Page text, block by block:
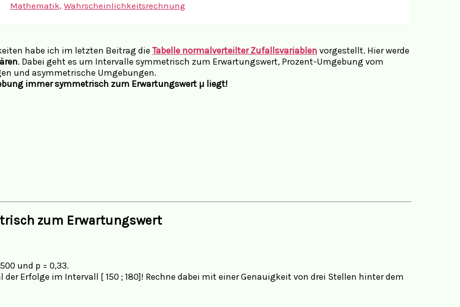
Mathematik, Wahrscheinlichkeitsrechnung
habe ich im letzten Beitrag die Tabelle normalverteilter Zufallsvariablen vorgestellt. Hier werde
. Dabei geht es um Intervalle symmetrisch zum Erwartungswert, Prozent-Umgebung vom
und asymmetrische Umgebungen.
immer symmetrisch zum Erwartungswert µ liegt!
zum Erwartungswert
und p = 0,33.
Erfolge im Intervall [ 150 ; 180]! Rechne dabei mit einer Genauigkeit von drei Stellen hinter dem